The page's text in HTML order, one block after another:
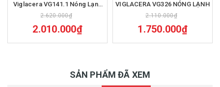
Viglacera VG141.1 Nóng Lạnh
Cổ Cao
2.620.000₫
2.010.000₫
VIGLACERA VG326 NÓNG LẠNH
2.110.000₫
1.750.000₫
SẢN PHẨM ĐÃ XEM